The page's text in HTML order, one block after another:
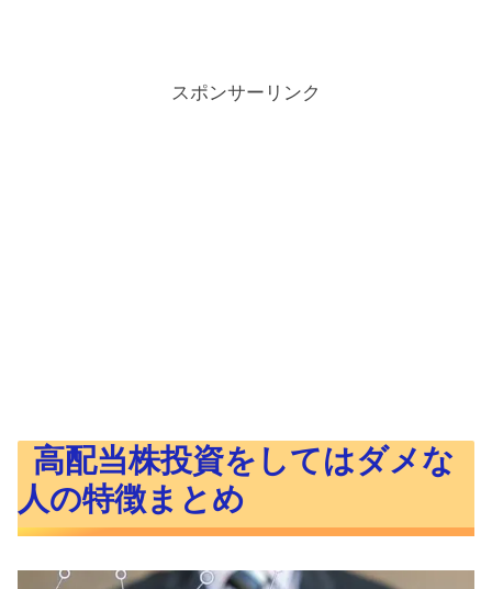
スポンサーリンク
高配当株投資をしてはダメな
人の特徴まとめ